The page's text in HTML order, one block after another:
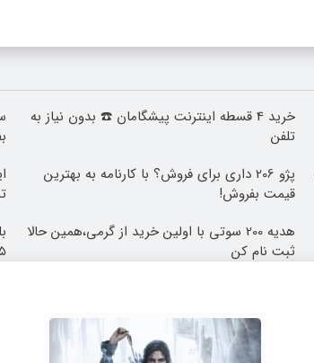
خرید 4 قسطه اینترنت پیشگامان ☎️ بدون نیاز به
تلفن
پژو 206 داری برای فروش؟ با کارنامه به بهترین
قیمت بفروش!
هدیه 200 سوتی با اولین خرید از گرمی،همین حالا
ثبت نام کن
3۵